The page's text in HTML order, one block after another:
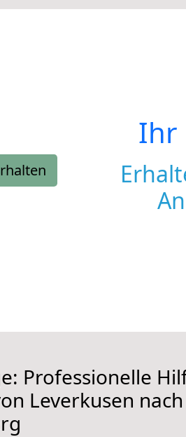
Ihr
Professionelle
Leverkusen nach